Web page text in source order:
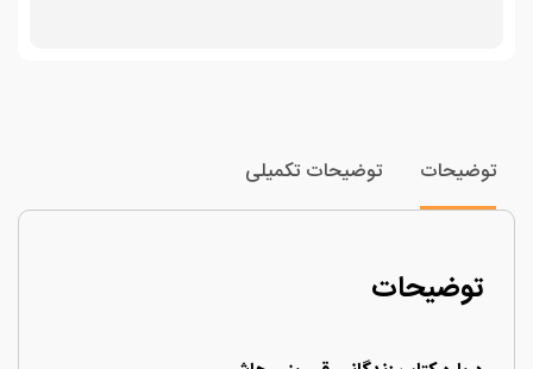
توضیحات تکمیلی
توضیحات